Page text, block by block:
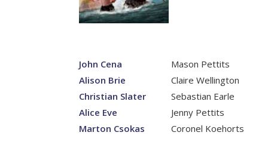
John Cena
Mason Pettits
Alison Brie
Claire Wellington
Christian Slater
Sebastian Earle
Alice Eve
Jenny Pettits
Marton Csokas
Coronel Koehorts